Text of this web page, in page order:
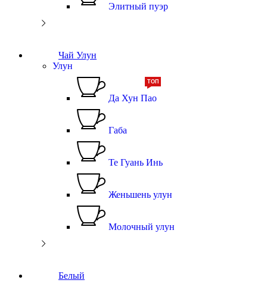
Элитный пуэр
Чай Улун
Улун
Да Хун Пао
ТОП
Габа
Те Гуань Инь
Женьшень улун
Молочный улун
Белый